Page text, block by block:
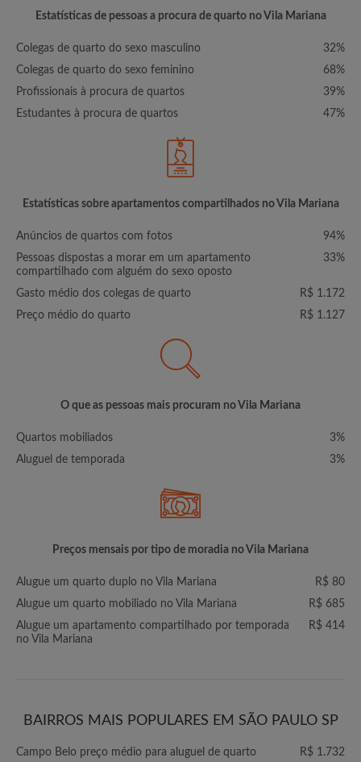
Estatísticas de pessoas a procura de quarto no Vila Mariana
Colegas de quarto do sexo masculino
32%
Colegas de quarto do sexo feminino
68%
Profissionais à procura de quartos
39%
Estudantes à procura de quartos
47%
Estatísticas sobre apartamentos compartilhados no Vila Mariana
Anúncios de quartos com fotos
94%
Pessoas dispostas a morar em um apartamento
compartilhado com alguém do sexo oposto
33%
Gasto médio dos colegas de quarto
R$ 1.172
Preço médio do quarto
R$ 1.127
O que as pessoas mais procuram no Vila Mariana
Quartos mobiliados
3%
Aluguel de temporada
3%
Preços mensais por tipo de moradia no Vila Mariana
Alugue um quarto duplo no Vila Mariana
R$ 80
Alugue um quarto mobiliado no Vila Mariana
R$ 685
Alugue um apartamento compartilhado por temporada
no Vila Mariana
R$ 414
BAIRROS MAIS POPULARES EM SÃO PAULO SP
Campo Belo preço médio para aluguel de quarto R$ 1.732